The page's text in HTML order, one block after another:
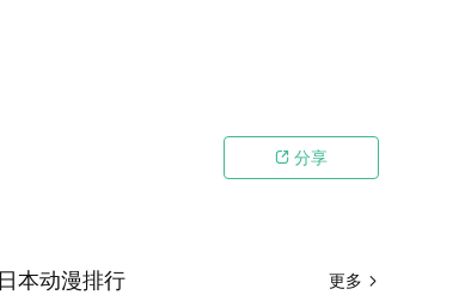
 分享
更多 
日本动漫排行